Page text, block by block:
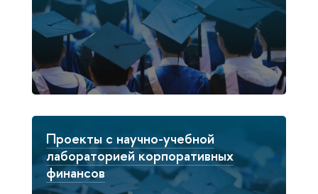
Проекты с научно-учебной
лабораторией корпоративных
финансов